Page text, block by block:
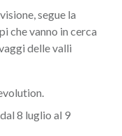
segue la
che vanno in cerca
delle valli
8 luglio al 9